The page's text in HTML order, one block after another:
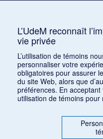
L’UdeM reconnaît
vie privée
L’utilisation de témoins
personnaliser votre
obligatoires pour assurer
du site Web, alors que
préférences. En
utilisation de témoins